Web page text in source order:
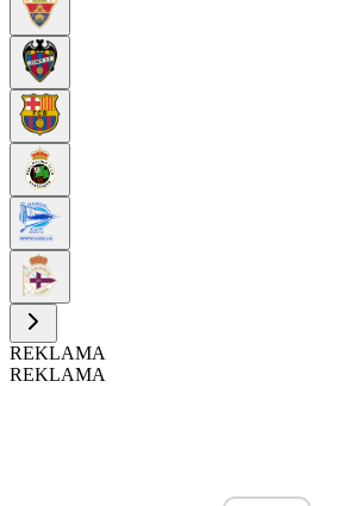
REKLAMA
REKLAMA